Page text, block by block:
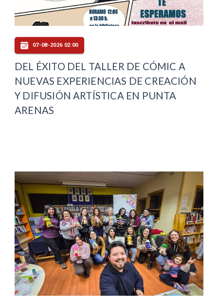
07-08-2026 02:00
DEL ÉXITO DEL TALLER DE CÓMIC A
NUEVAS EXPERIENCIAS DE CREACIÓN
Y DIFUSIÓN ARTÍSTICA EN PUNTA
ARENAS